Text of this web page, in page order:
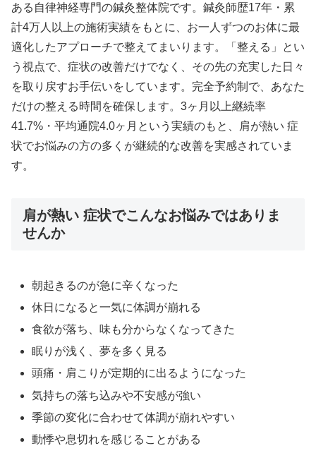
ある自律神経専門の鍼灸整体院です。鍼灸師歴17年・累
計4万人以上の施術実績をもとに、お一人ずつのお体に最
適化したアプローチで整えてまいります。「整える」とい
う視点で、症状の改善だけでなく、その先の充実した日々
を取り戻すお手伝いをしています。完全予約制で、あなた
だけの整える時間を確保します。3ヶ月以上継続率
41.7%・平均通院4.0ヶ月という実績のもと、肩が熱い 症
状でお悩みの方の多くが継続的な改善を実感されていま
す。
肩が熱い 症状でこんなお悩みではありま
せんか
朝起きるのが急に辛くなった
休日になると一気に体調が崩れる
食欲が落ち、味も分からなくなってきた
眠りが浅く、夢を多く見る
頭痛・肩こりが定期的に出るようになった
気持ちの落ち込みや不安感が強い
季節の変化に合わせて体調が崩れやすい
動悸や息切れを感じることがある